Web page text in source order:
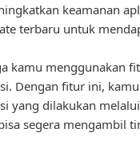
keamanan
terbaru untuk
kamu menggunakan
Dengan fitur ini,
yang dilakukan
segera mengambil